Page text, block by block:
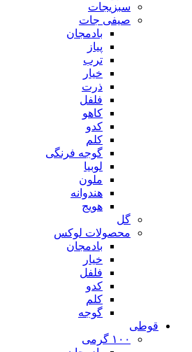
سبزیجات
صیفی جات
بادمجان
پیاز
ترب
خیار
ذرت
فلفل
کاهو
کدو
کلم
گوجه فرنگی
لوبیا
ملون
هندوانه
هویج
گل
محصولات لوکس
بادمجان
خیار
فلفل
کدو
کلم
گوجه
قوطی
۱۰۰ گرمی